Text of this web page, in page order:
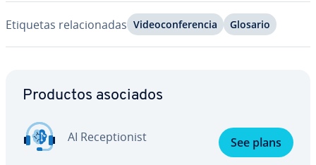
Etiquetas re­la­cio­na­das Vi­deo­co­n­fe­re­n­cia Glosario
Productos asociados
AI Re­ce­p­tio­ni­st See plans